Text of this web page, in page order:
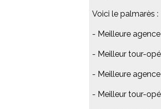
Voici le palmarès :
- Meilleure
- Meilleur tour-
- Meilleure
- Meilleur tour-